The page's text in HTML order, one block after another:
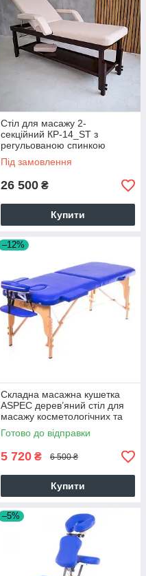
Стіл для масажу 2-
секційний КР-14_ST з
регульованою спинкою​​​​​​​
Кушетка для косметології
Під замовлення
26 500 ₴
Купити
–12%
Складна масажна кушетка
ASPEC дерев’яний стіл для
масажу косметологічних та
SPA процедур (темно-синій)
Готово до відправки
5 720 ₴ 6 500 ₴
Купити
–5%